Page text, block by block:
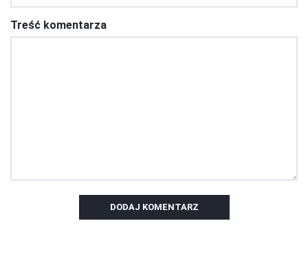
Treść komentarza
DODAJ KOMENTARZ